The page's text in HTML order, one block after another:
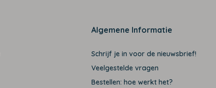
Algemene Informatie
Schrijf je in voor de nieuwsbrief!
Veelgestelde vragen
Bestellen: hoe werkt het?